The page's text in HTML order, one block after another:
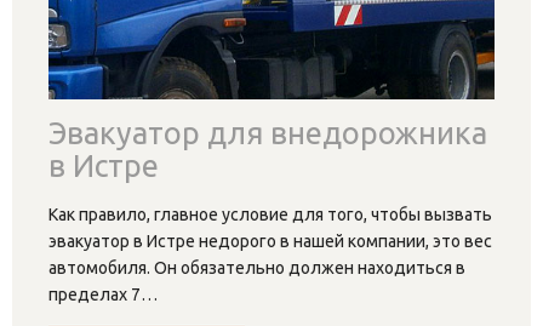
Эвакуатор для внедорожника
в Истре
Как правило, главное условие для того, чтобы вызвать
эвакуатор в Истре недорого в нашей компании, это вес
автомобиля. Он обязательно должен находиться в
пределах 7…